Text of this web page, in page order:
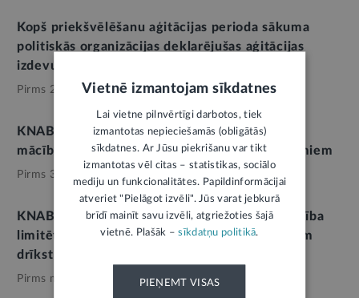
Kopš priekšvēlēšanu aģitācijas perioda sākuma
politiskās organizācijas deklarējušas aģitācijas
izdevumos gandrīz 900 tūkstošus eiro
Pirms 2 nedēļām, Politika
KNAB aicina deputātu kandidātus piedalīties
mācībās par priekšvēlēšanu aģitācijas jautājumiem
Pirms 3 nedēļām,
KNAB atgādina: katra partija un partiju apvienība
limitētajiem priekšvēlēšanu aģitācijas mērķiem
drīkst izlietot ne vairāk kā 1,04 miljonus eiro
Pirms mēneša,
Vietnē izmantojam sīkdatnes
Lai vietne pilnvērtīgi darbotos, tiek
izmantotas nepieciešamās (obligātās)
sīkdatnes. Ar Jūsu piekrišanu var tikt
izmantotas vēl citas – statistikas, sociālo
mediju un funkcionalitātes. Papildinformācijai
atveriet "Pielāgot izvēli". Jūs varat jebkurā
brīdī mainīt savu izvēli, atgriežoties šajā
vietnē. Plašāk –sīkdatņu politikā.
PIEŅEMT VISAS